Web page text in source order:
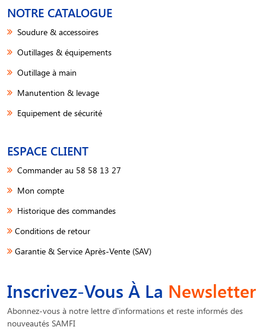
NOTRE CATALOGUE
Soudure & accessoires
Outillages & équipements
Outillage à main
Manutention & levage
Equipement de sécurité
ESPACE CLIENT
Commander au 58 58 13 27
Mon compte
Historique des commandes
Conditions de retour
Garantie & Service Après-Vente (SAV)
Inscrivez-Vous À La Newsletter
Abonnez-vous à notre lettre d'informations et reste informés des
nouveautés SAMFI